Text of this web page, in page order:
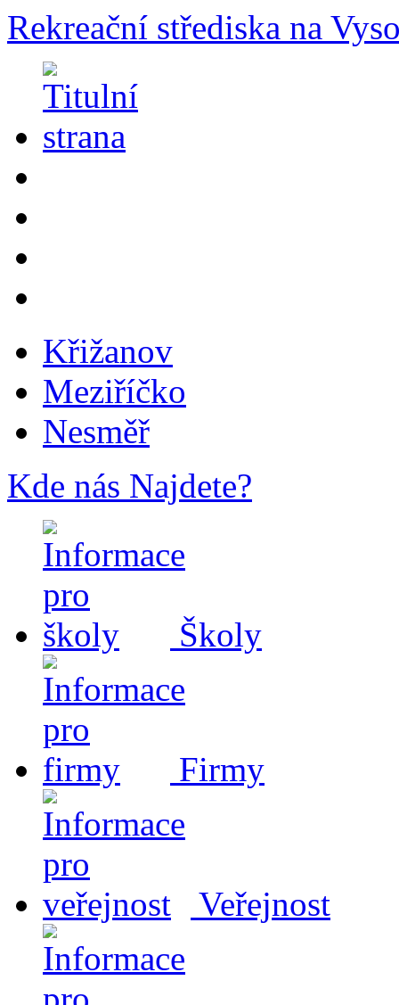
Rekreační střediska na
Křižanov
Meziříčko
Nesměř
Kde nás Najdete?
Školy
Firmy
Veřejnost